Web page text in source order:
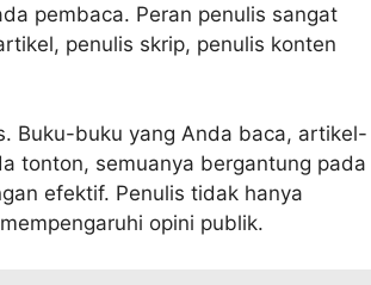
pembaca. Peran penulis sangat
penulis skrip, penulis konten
Buku-buku yang Anda baca, artikel-
tonton, semuanya bergantung pada
efektif. Penulis tidak hanya
opini publik.